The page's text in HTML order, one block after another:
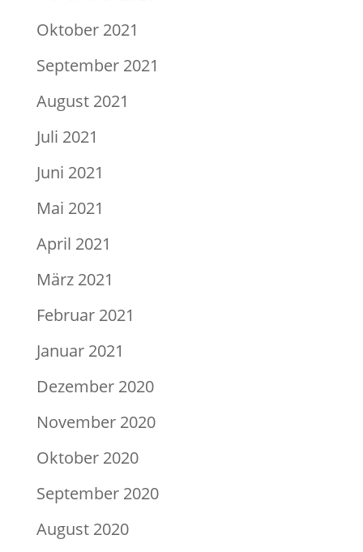
Oktober 2021
September 2021
August 2021
Juli 2021
Juni 2021
Mai 2021
April 2021
März 2021
Februar 2021
Januar 2021
Dezember 2020
November 2020
Oktober 2020
September 2020
August 2020